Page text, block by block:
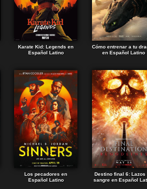
Karate Kid: Legends en
Español Latino
Cómo entrenar a tu
en Español Latino
Los pecadores en
Español Latino
Destino final 6: Lazos
sangre en Español